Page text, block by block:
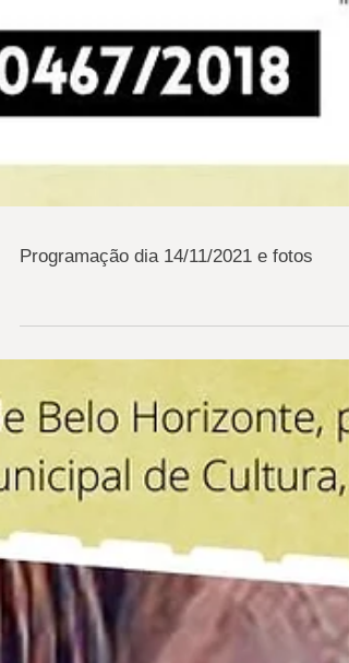
Programação dia 14/11/2021 e fotos